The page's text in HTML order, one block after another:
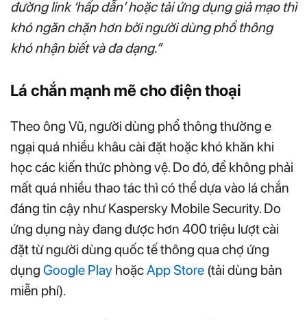
đường link ‘hấp dẫn’ hoặc tải ứng dụng giả mạo thì
khó ngăn chặn hơn bởi người dùng phổ thông
khó nhận biết và đa dạng.”
Lá chắn mạnh mẽ cho điện thoại
Theo ông Vũ, người dùng phổ thông thường e
ngại quá nhiều khâu cài đặt hoặc khó khăn khi
học các kiến thức phòng vệ. Do đó, để không phải
mất quá nhiều thao tác thì có thể dựa vào lá chắn
đáng tin cậy như Kaspersky Mobile Security. Do
ứng dụng này đang được hơn 400 triệu lượt cài
đặt từ người dùng quốc tế thông qua chợ ứng
dụng Google Play hoặcApp Store (tải dùng bản
miễn phí).